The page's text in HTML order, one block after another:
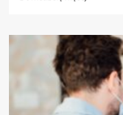
o
Perfumy
Dubajskie
i
Arabskie
–
Esencja